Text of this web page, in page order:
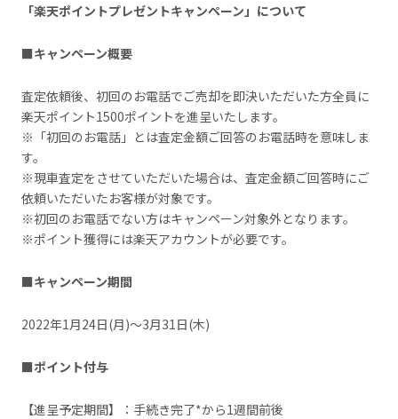
「楽天ポイントプレゼントキャンペーン」について
■キャンペーン概要
査定依頼後、初回のお電話でご売却を即決いただいた方全員に
楽天ポイント1500ポイントを進呈いたします。
※「初回のお電話」とは査定金額ご回答のお電話時を意味しま
す。
※現車査定をさせていただいた場合は、査定金額ご回答時にご
依頼いただいたお客様が対象です。
※初回のお電話でない方はキャンペーン対象外となります。
※ポイント獲得には楽天アカウントが必要です。
■キャンペーン期間
2022年1月24日(月)～3月31日(木)
■ポイント付与
【進呈予定期間】：手続き完了*から1週間前後